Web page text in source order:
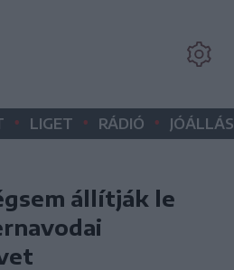
• LIGET • RÁDIÓ • JÓÁLLÁS
állítják le